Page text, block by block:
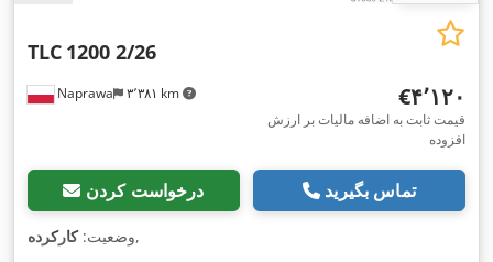
Naprawa ۳٬۳۸۱ km
TLC 1200 2/26
‎€۴٬۱۲۰
قیمت ثابت به اضافه مالیات بر ارزش
افزوده
درخواست کردن تماس بگیرید
وضعیت:کارکرده ,